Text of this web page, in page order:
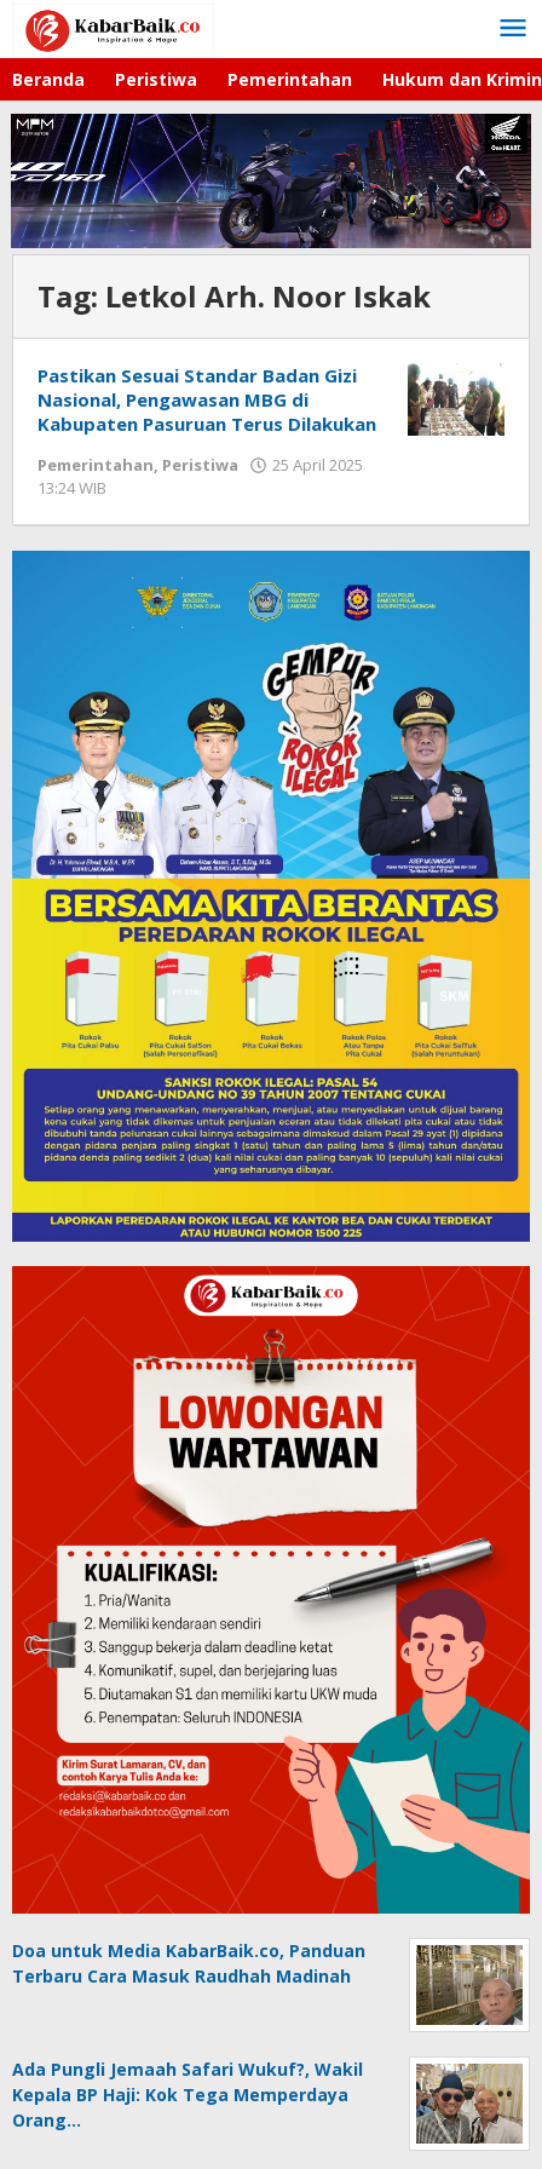
Lewati
konten
Beranda Peristiwa Pemerintahan Hukum dan
Tag: Letkol Arh. Noor Iskak
Pastikan Sesuai Standar Badan Gizi
Nasional, Pengawasan MBG di
Kabupaten Pasuruan Terus Dilakukan
Pemerintahan, Peristiwa
25 April 2025
13:24 WIB
Doa untuk Media KabarBaik.co, Panduan
Terbaru Cara Masuk Raudhah Madinah
Ada Pungli Jemaah Safari Wukuf?, Wakil
Kepala BP Haji: Kok Tega Memperdaya
Orang…